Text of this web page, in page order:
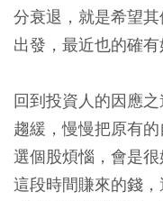
分衰退，就是希望
出發，最近也的確有
回到投資人的因應
趨緩，慢慢把原有
選個股煩惱，會是
這段時間賺來的錢